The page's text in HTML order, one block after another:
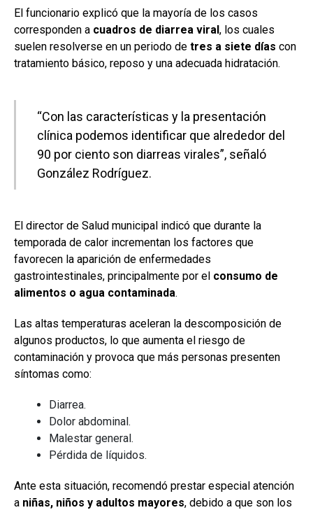
El funcionario explicó que la mayoría de los casos
corresponden a cuadros de diarrea viral , los cuales
suelen resolverse en un periodo de tres a siete días con
tratamiento básico, reposo y una adecuada hidratación.
“Con las características y la presentación
clínica podemos identificar que alrededor del
90 por ciento son diarreas virales”, señaló
González Rodríguez.
El director de Salud municipal indicó que durante la
temporada de calor incrementan los factores que
favorecen la aparición de enfermedades
gastrointestinales, principalmente por el consumo de
alimentos o agua contaminada.
Las altas temperaturas aceleran la descomposición de
algunos productos, lo que aumenta el riesgo de
contaminación y provoca que más personas presenten
síntomas como:
Diarrea.
Dolor abdominal.
Malestar general.
Pérdida de líquidos.
Ante esta situación, recomendó prestar especial atención
a niñas, niños y adultos mayores, debido a que son los